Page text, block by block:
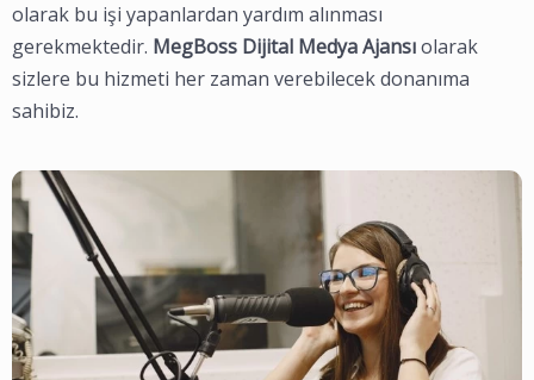
olarak bu işi yapanlardan yardım alınması
gerekmektedir. MegBoss Dijital Medya Ajansıolarak
sizlere bu hizmeti her zaman verebilecek donanıma
sahibiz.